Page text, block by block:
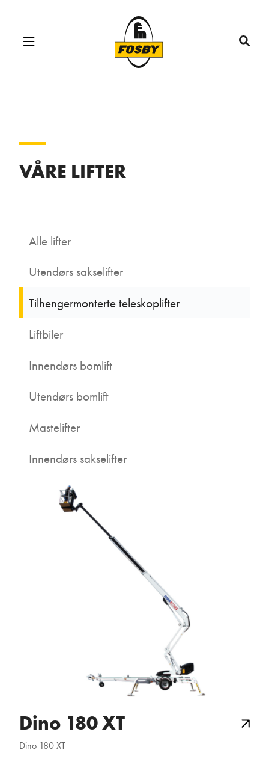
VÅRE LIFTER
Alle lifter
Utendørs sakselifter
Tilhengermonterte teleskoplifter
Liftbiler
Innendørs bomlift
Utendørs bomlift
Mastelifter
Innendørs sakselifter
Dino 180 XT
Dino 180 XT